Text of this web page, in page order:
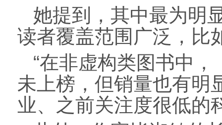
她提到，其中最为明
读者覆盖范围广泛，比
“在非虚构类图书中
未上榜，但销量也有明
业、之前关注度很低的